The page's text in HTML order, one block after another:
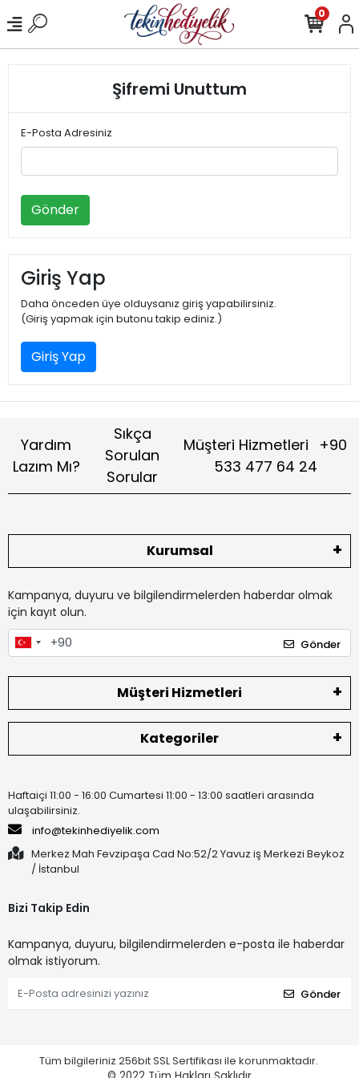
0
Şifremi Unuttum
E-Posta Adresiniz
Gönder
Giriş Yap
Daha önceden üye olduysanız giriş yapabilirsiniz.
(Giriş yapmak için butonu takip ediniz.)
Giriş Yap
Yardım
Lazım Mı?
Sıkça
Sorulan
Sorular
Müşteri Hizmetleri
+90
533 477 64 24
Kurumsal
Kampanya, duyuru ve bilgilendirmelerden haberdar olmak
için kayıt olun.
Gönder
Müşteri Hizmetleri
Kategoriler
Haftaiçi 11:00 - 16:00 Cumartesi 11:00 - 13:00 saatleri arasında
ulaşabilirsiniz.
info@tekinhediyelik.com
Merkez Mah Fevzipaşa Cad No:52/2 Yavuz iş Merkezi Beykoz
/ İstanbul
Bizi Takip Edin
Kampanya, duyuru, bilgilendirmelerden e-posta ile haberdar
olmak istiyorum.
Gönder
Tüm bilgileriniz 256bit SSL Sertifikası ile korunmaktadır.